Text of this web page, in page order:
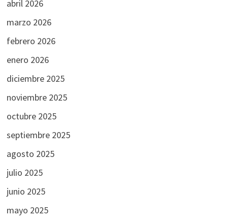
abril 2026
marzo 2026
febrero 2026
enero 2026
diciembre 2025
noviembre 2025
octubre 2025
septiembre 2025
agosto 2025
julio 2025
junio 2025
mayo 2025